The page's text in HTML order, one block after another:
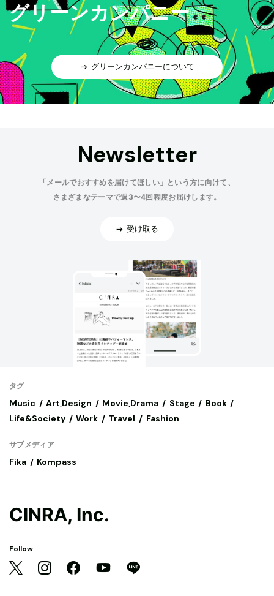
グリーンカンパニー
グリーンカンパニーについて
Newsletter
「メールでおすすめを届けてほしい」という方に向けて、
さまざまなテーマで週3〜4回程度お届けします。
受け取る
タグ
Music Art,Design Movie,Drama Stage
Book
Life&Society
Work Travel Fashion
サブメディア
Fika Kompass
CINRA, Inc.
Follow